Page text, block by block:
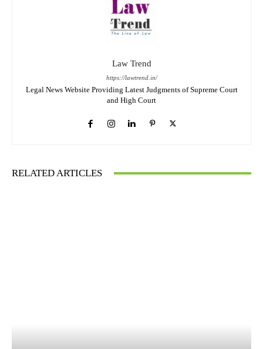
Law Trend
https://lawtrend.in/
Legal News Website Providing Latest Judgments of Supreme Court
and High Court
RELATED ARTICLES